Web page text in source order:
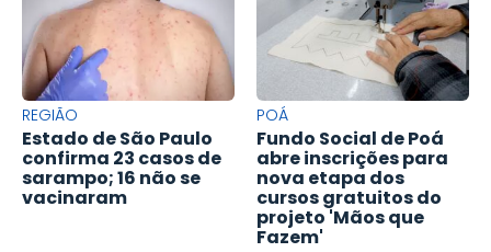
REGIÃO
Estado de São Paulo
confirma 23 casos de
sarampo; 16 não se
vacinaram
POÁ
Fundo Social de Poá
abre inscrições para
nova etapa dos
cursos gratuitos do
projeto 'Mãos que
Fazem'